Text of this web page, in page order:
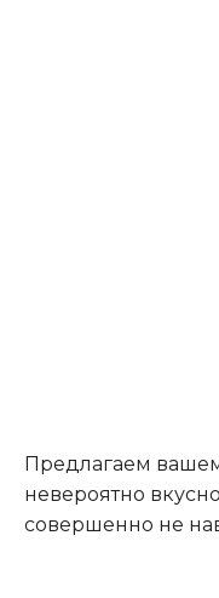
Предлагаем
невероятно
совершенно не